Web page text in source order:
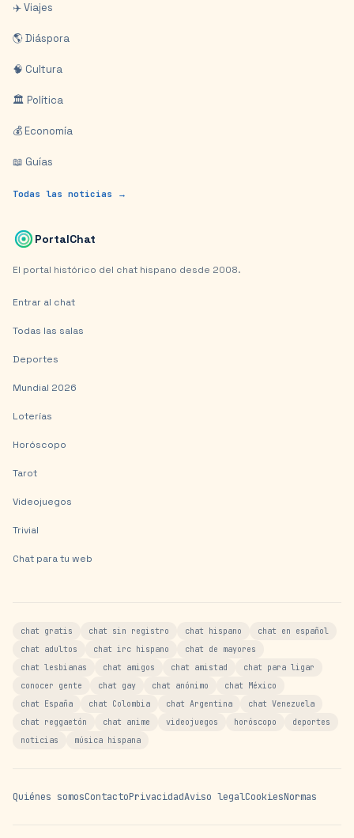
✈️ Viajes
🌎 Diáspora
🧠 Cultura
🏛️ Política
💰 Economía
📖 Guías
Todas las noticias →
PortalChat
El portal histórico del chat hispano desde 2008.
Entrar al chat
Todas las salas
Deportes
Mundial 2026
Loterías
Horóscopo
Tarot
Videojuegos
Trivial
Chat para tu web
chat gratis chat sin registro chat hispano
chat en español
chat adultos
chat irc hispano
chat de mayores
chat lesbianas
chat amigos chat amistad
chat para ligar
conocer gente
chat gay chat anónimo
chat México
chat España
chat Colombia chat Argentina
chat Venezuela
chat reggaetón
chat anime videojuegos horóscopo
deportes
noticias
música hispana
Quiénes somosContactoPrivacidadAviso legalCookiesNormas